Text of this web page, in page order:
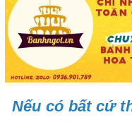
Nếu có bất cứ